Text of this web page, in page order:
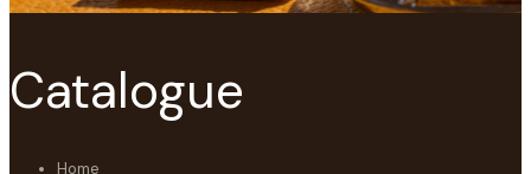
Catalogue
Home